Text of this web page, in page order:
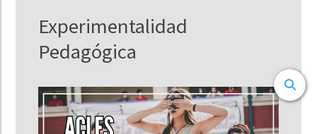
Experimentalidad
Pedagógica